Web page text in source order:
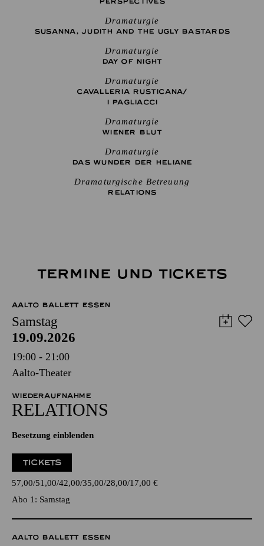
Dramaturgie
SUSANNA, JUDITH AND THE UGLY BASTARDS
Dramaturgie
DAY OF NIGHT
Dramaturgie
CAVALLERIA RUSTICANA/
I PAGLIACCI
Dramaturgie
WIENER BLUT
Dramaturgie
DAS WUNDER DER HELIANE
Dramaturgische Betreuung
RELATIONS
TERMINE UND TICKETS
AALTO BALLETT ESSEN
Samstag
19.09.2026
19:00 - 21:00
Aalto-Theater
WIEDERAUFNAHME
RELATIONS
Besetzung einblenden
TICKETS
57,00 51,00 42,00 35,00 28,00 17,00 €
Abo 1: Samstag
AALTO BALLETT ESSEN